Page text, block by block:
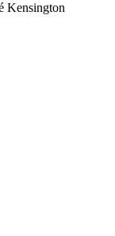
Kensington